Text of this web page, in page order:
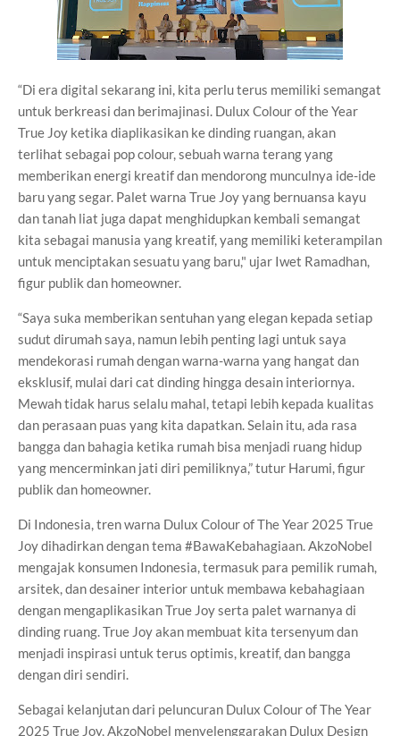
“Di era digital sekarang ini, kita perlu terus memiliki semangat
untuk berkreasi dan berimajinasi. Dulux Colour of the Year
True Joy ketika diaplikasikan ke dinding ruangan, akan
terlihat sebagai pop colour, sebuah warna terang yang
memberikan energi kreatif dan mendorong munculnya ide-ide
baru yang segar. Palet warna True Joy yang bernuansa kayu
dan tanah liat juga dapat menghidupkan kembali semangat
kita sebagai manusia yang kreatif, yang memiliki keterampilan
untuk menciptakan sesuatu yang baru," ujar Iwet Ramadhan,
figur publik dan homeowner.
“Saya suka memberikan sentuhan yang elegan kepada setiap
sudut dirumah saya, namun lebih penting lagi untuk saya
mendekorasi rumah dengan warna-warna yang hangat dan
eksklusif, mulai dari cat dinding hingga desain interiornya.
Mewah tidak harus selalu mahal, tetapi lebih kepada kualitas
dan perasaan puas yang kita dapatkan. Selain itu, ada rasa
bangga dan bahagia ketika rumah bisa menjadi ruang hidup
yang mencerminkan jati diri pemiliknya,” tutur Harumi, figur
publik dan homeowner.
Di Indonesia, tren warna Dulux Colour of The Year 2025 True
Joy dihadirkan dengan tema #BawaKebahagiaan. AkzoNobel
mengajak konsumen Indonesia, termasuk para pemilik rumah,
arsitek, dan desainer interior untuk membawa kebahagiaan
dengan mengaplikasikan True Joy serta palet warnanya di
dinding ruang. True Joy akan membuat kita tersenyum dan
menjadi inspirasi untuk terus optimis, kreatif, dan bangga
dengan diri sendiri.
Sebagai kelanjutan dari peluncuran Dulux Colour of The Year
2025 True Joy, AkzoNobel menyelenggarakan Dulux Design